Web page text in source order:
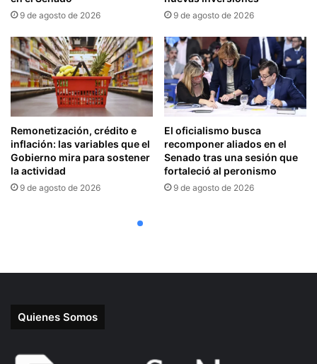
Quienes Somos